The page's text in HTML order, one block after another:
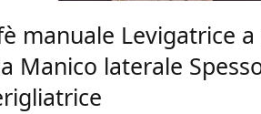
manuale Levigatrice
Manico laterale